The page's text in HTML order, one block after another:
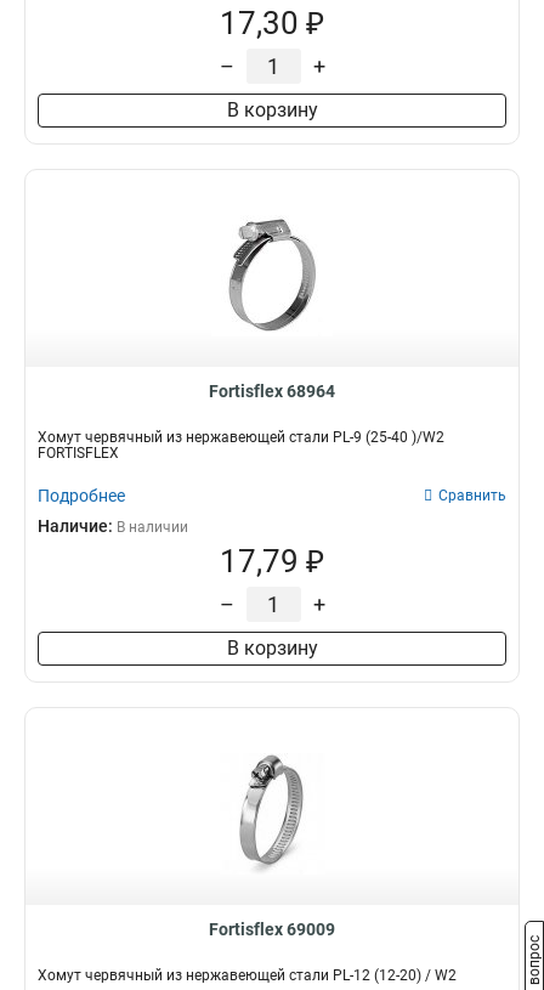
17,30 ₽
– +
В корзину
Fortisflex 68964
Хомут червячный из нержавеющей стали PL-9 (25-40 )/W2
FORTISFLEX
Подробнее Сравнить
Наличие: В наличии
17,79 ₽
– +
В корзину
Fortisflex 69009
Хомут червячный из нержавеющей стали PL-12 (12-20) / W2